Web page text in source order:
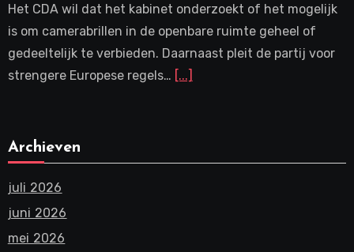
Het CDA wil dat het kabinet onderzoekt of het mogelijk
is om camerabrillen in de openbare ruimte geheel of
gedeeltelijk te verbieden. Daarnaast pleit de partij voor
strengere Europese regels… [...]
Archieven
juli 2026
juni 2026
mei 2026